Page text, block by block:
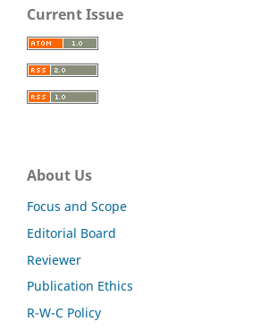
Current Issue
About Us
Focus and Scope
Editorial Board
Reviewer
Publication Ethics
R-W-C Policy